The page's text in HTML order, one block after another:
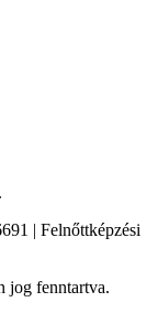
| Felnőttképzési
jog fenntartva.